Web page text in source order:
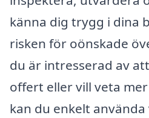
känna dig trygg i dina
risken för oönskade
du är intresserad av
offert eller vill veta
kan du enkelt